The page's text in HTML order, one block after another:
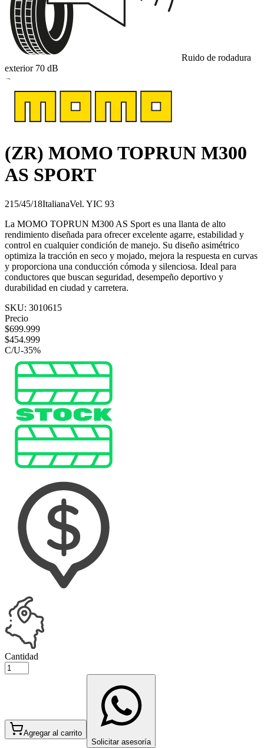
Ruido de rodadura
exterior 70 dB
B
(ZR) MOMO TOPRUN M300
AS SPORT
215/45/18ItalianaVel. YIC 93
La MOMO TOPRUN M300 AS Sport es una llanta de alto
rendimiento diseñada para ofrecer excelente agarre, estabilidad y
control en cualquier condición de manejo. Su diseño asimétrico
optimiza la tracción en seco y mojado, mejora la respuesta en curvas
y proporciona una conducción cómoda y silenciosa. Ideal para
conductores que buscan seguridad, desempeño deportivo y
durabilidad en ciudad y carretera.
SKU: 3010615
Precio
$699.999
$454.999
C/U-35%
Cantidad
Agregar al carrito
Solicitar asesoría